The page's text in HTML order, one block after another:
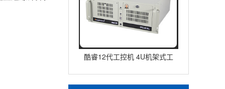
酷睿12代工控机 4U机架式工
业控制器 DT-610L-IZ